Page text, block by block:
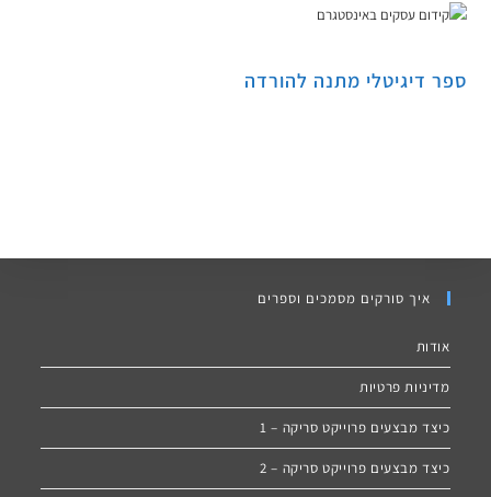
ספר דיגיטלי מתנה להורדה
איך סורקים מסמכים וספרים
אודות
מדיניות פרטיות
כיצד מבצעים פרוייקט סריקה – 1
כיצד מבצעים פרוייקט סריקה – 2